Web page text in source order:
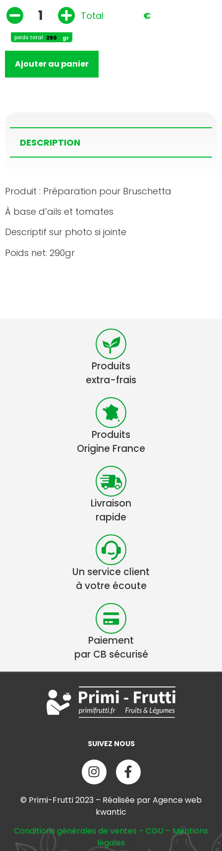
poids total gr
Total €
Ajouter au panier
DESCRIPTION
Produit : Préparation pour Bruschetta
À base d’ails et tomates
Descriptif sur photo si jointe
Poids net: 290gr
Produits
extra-frais
Produits
Origine France
Livraison
rapide
Un service client
à votre écoute
Paiement
par CB sécurisé
SUIVEZ NOUS
© Primi-Frutti 2023 – Réalisée par Agence web
kwantic
Conditions générales de ventes – CGU – Mentions
légales